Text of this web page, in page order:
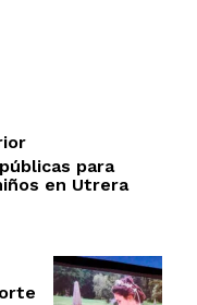
para
en Utrera